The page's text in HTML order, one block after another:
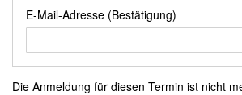
E-Mail-Adresse (Bestätigung)
Die Anmeldung für diesen Termin ist nicht